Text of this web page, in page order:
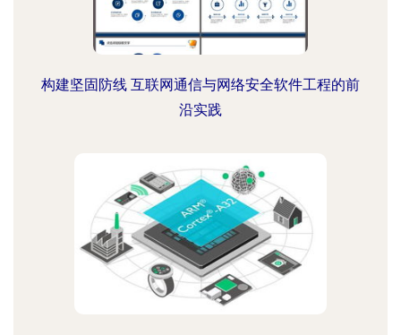
构建坚固防线 互联网通信与网络安全软件工程的前
沿实践